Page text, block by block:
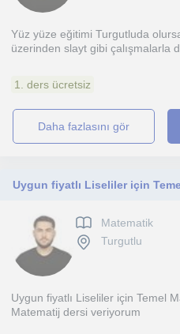
Yüz yüze eğitimi Turgutluda
üzerinden slayt gibi çalışmalarla
1. ders ücretsiz
daha fazlasını gör
Matematik
Turgutlu
Uygun fiyatlı Liseliler için Temel
Matematij dersi veriyorum